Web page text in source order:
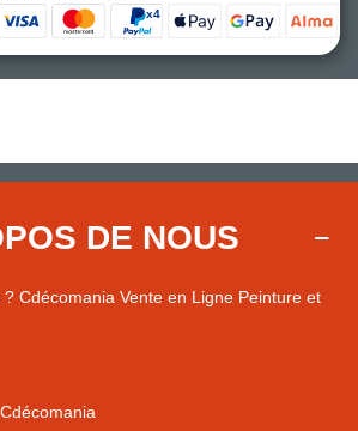
DE NOUS
Cdécomania Vente en Ligne Peinture et